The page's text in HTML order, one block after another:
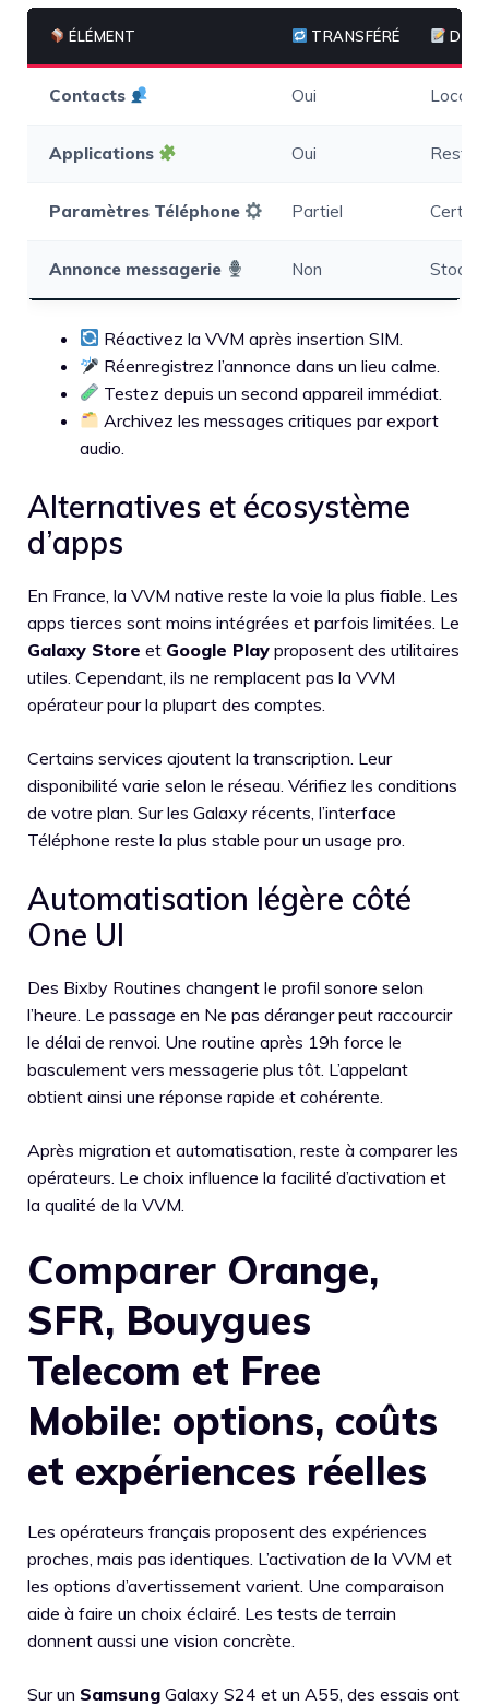
ÉLÉMENT TRANSFÉRÉ
Contacts Oui Local
Applications Oui
Paramètres Téléphone Partiel
Annonce messagerie Non
Réactivez la VVM après insertion SIM.
Réenregistrez l’annonce dans un lieu calme.
Testez depuis un second appareil immédiat.
Archivez les messages critiques par export
audio.
Alternatives et écosystème
d’apps
En France, la VVM native reste la voie la plus fiable. Les
apps tierces sont moins intégrées et parfois limitées. Le
Galaxy Store et Google Play proposent des utilitaires
utiles. Cependant, ils ne remplacent pas la VVM
opérateur pour la plupart des comptes.
Certains services ajoutent la transcription. Leur
disponibilité varie selon le réseau. Vérifiez les conditions
de votre plan. Sur les Galaxy récents, l’interface
Téléphone reste la plus stable pour un usage pro.
Automatisation légère côté
One UI
Des Bixby Routines changent le profil sonore selon
l’heure. Le passage en Ne pas déranger peut raccourcir
le délai de renvoi. Une routine après 19h force le
basculement vers messagerie plus tôt. L’appelant
obtient ainsi une réponse rapide et cohérente.
Après migration et automatisation, reste à comparer les
opérateurs. Le choix influence la facilité d’activation et
la qualité de la VVM.
Comparer Orange,
SFR, Bouygues
Telecom et Free
Mobile: options, coûts
et expériences réelles
Les opérateurs français proposent des expériences
proches, mais pas identiques. L’activation de la VVM et
les options d’avertissement varient. Une comparaison
aide à faire un choix éclairé. Les tests de terrain
donnent aussi une vision concrète.
Sur un Samsung Galaxy S24 et un A55, des essais ont